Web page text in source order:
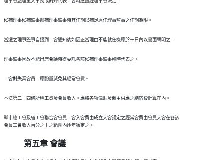
  縣市總工會及省工會聯合會會員工會入會費由成立大會議定之經常會費由會員大會在各該
第五章 會議